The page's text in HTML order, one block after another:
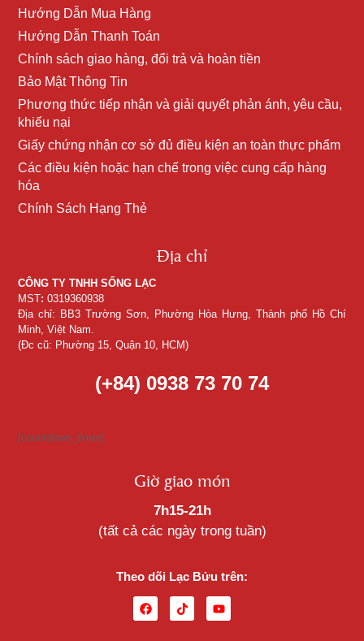
Hướng Dẫn Mua Hàng
Hướng Dẫn Thanh Toán
Chính sách giao hàng, đổi trả và hoàn tiền
Bảo Mật Thông Tin
Phương thức tiếp nhận và giải quyết phản ánh, yêu cầu,
khiếu nại
Giấy chứng nhận cơ sở đủ điều kiện an toàn thực phẩm
Các điều kiện hoặc hạn chế trong việc cung cấp hàng
hóa
Chính Sách Hạng Thẻ
Địa chỉ
CÔNG TY TNHH SỐNG LẠC
MST: 0319360938
Địa chỉ: BB3 Trường Sơn, Phường Hòa Hưng, Thành phố Hồ Chí
Minh, Việt Nam.
(Đc cũ: Phường 15, Quận 10, HCM)
(+84) 0938 73 70 74
[countdown_timer]
Giờ giao món
7h15-21h
(tất cả các ngày trong tuần)
Theo dõi Lạc Bửu trên: